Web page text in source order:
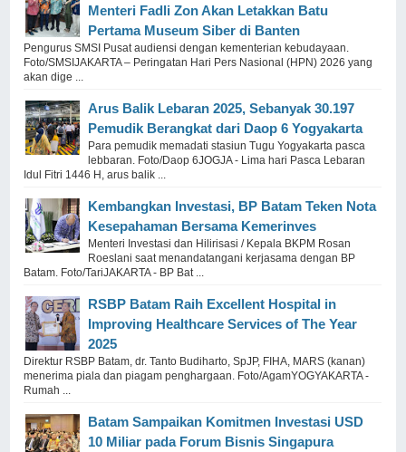
Menteri Fadli Zon Akan Letakkan Batu
Pertama Museum Siber di Banten
Pengurus SMSI Pusat audiensi dengan kementerian kebudayaan.
Foto/SMSIJAKARTA – Peringatan Hari Pers Nasional (HPN) 2026 yang
akan dige ...
Arus Balik Lebaran 2025, Sebanyak 30.197
Pemudik Berangkat dari Daop 6 Yogyakarta
Para pemudik memadati stasiun Tugu Yogyakarta pasca
lebbaran. Foto/Daop 6JOGJA - Lima hari Pasca Lebaran
Idul Fitri 1446 H, arus balik ...
Kembangkan Investasi, BP Batam Teken Nota
Kesepahaman Bersama Kemerinves
Menteri Investasi dan Hilirisasi / Kepala BKPM Rosan
Roeslani saat menandatangani kerjasama dengan BP
Batam. Foto/TariJAKARTA - BP Bat ...
RSBP Batam Raih Excellent Hospital in
Improving Healthcare Services of The Year
2025
Direktur RSBP Batam, dr. Tanto Budiharto, SpJP, FIHA, MARS (kanan)
menerima piala dan piagam penghargaan. Foto/AgamYOGYAKARTA -
Rumah ...
Batam Sampaikan Komitmen Investasi USD
10 Miliar pada Forum Bisnis Singapura